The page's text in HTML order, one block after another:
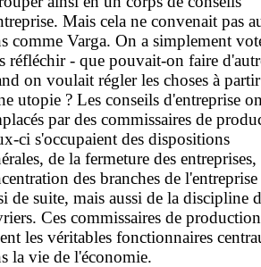
Mais cela ne convenait pas
comme Varga. On a simplement
réfléchir - que pouvait-on faire
on voulait régler les choses à partir
utopie ? Les conseils d'entreprise
par des commissaires de
ci s'occupaient des dispositions
de la fermeture des
des branches de l'entreprise
de suite, mais aussi de la discipline
Ces commissaires de production
les véritables fonctionnaires
la vie de l'économie.